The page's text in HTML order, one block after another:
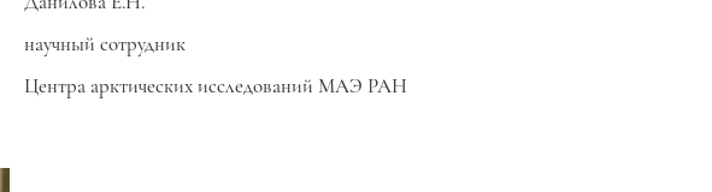
научный сотрудник
Центра арктических исследований МАЭ РАН